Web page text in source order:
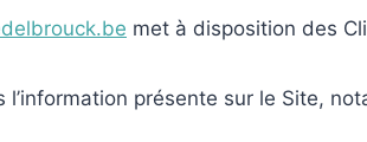
met à disposition des
présente sur le Site,